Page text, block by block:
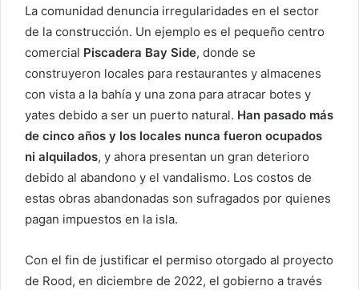
La comunidad denuncia irregularidades en el sector
de la construcción. Un ejemplo es el pequeño centro
comercial Piscadera Bay Side, donde se
construyeron locales para restaurantes y almacenes
con vista a la bahía y una zona para atracar botes y
yates debido a ser un puerto natural. Han pasado más
de cinco años y los locales nunca fueron ocupados
ni alquilados, y ahora presentan un gran deterioro
debido al abandono y el vandalismo. Los costos de
estas obras abandonadas son sufragados por quienes
pagan impuestos en la isla.
Con el fin de justificar el permiso otorgado al proyecto
de Rood, en diciembre de 2022, el gobierno a través